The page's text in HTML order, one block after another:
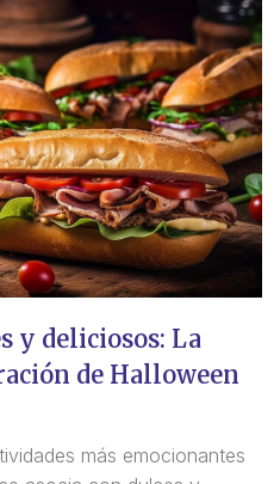
y deliciosos: La
de Halloween
más emocionantes